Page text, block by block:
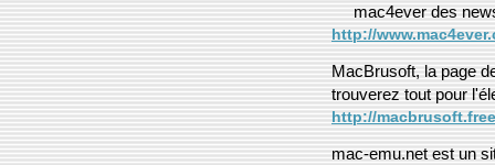
mac4ever des
http://
MacBrusoft, la page
trouverez tout pour
http://
mac-emu.net est un